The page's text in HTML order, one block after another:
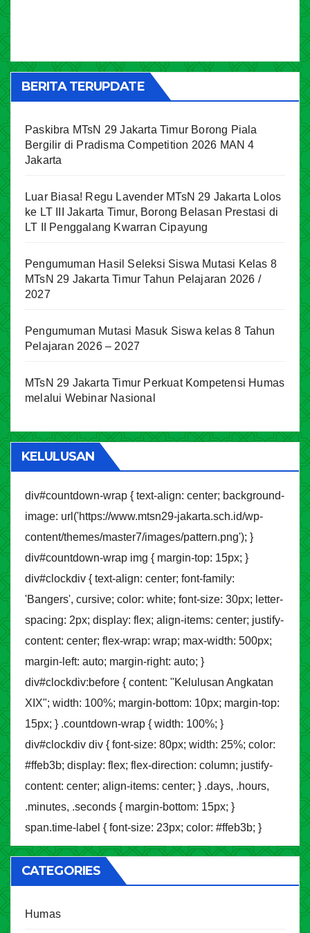
BERITA TERUPDATE
Paskibra MTsN 29 Jakarta Timur Borong Piala
Bergilir di Pradisma Competition 2026 MAN 4
Jakarta
Luar Biasa! Regu Lavender MTsN 29 Jakarta Lolos
ke LT III Jakarta Timur, Borong Belasan Prestasi di
LT II Penggalang Kwarran Cipayung
Pengumuman Hasil Seleksi Siswa Mutasi Kelas 8
MTsN 29 Jakarta Timur Tahun Pelajaran 2026 /
2027
Pengumuman Mutasi Masuk Siswa kelas 8 Tahun
Pelajaran 2026 – 2027
MTsN 29 Jakarta Timur Perkuat Kompetensi Humas
melalui Webinar Nasional
KELULUSAN
div#countdown-wrap { text-align: center; background-
image: url('https://www.mtsn29-jakarta.sch.id/wp-
content/themes/master7/images/pattern.png'); }
div#countdown-wrap img { margin-top: 15px; }
div#clockdiv { text-align: center; font-family:
'Bangers', cursive; color: white; font-size: 30px; letter-
spacing: 2px; display: flex; align-items: center; justify-
content: center; flex-wrap: wrap; max-width: 500px;
margin-left: auto; margin-right: auto; }
div#clockdiv:before { content: "Kelulusan Angkatan
XIX"; width: 100%; margin-bottom: 10px; margin-top:
15px; } .countdown-wrap { width: 100%; }
div#clockdiv div { font-size: 80px; width: 25%; color:
#ffeb3b; display: flex; flex-direction: column; justify-
content: center; align-items: center; } .days, .hours,
.minutes, .seconds { margin-bottom: 15px; }
span.time-label { font-size: 23px; color: #ffeb3b; }
CATEGORIES
Humas